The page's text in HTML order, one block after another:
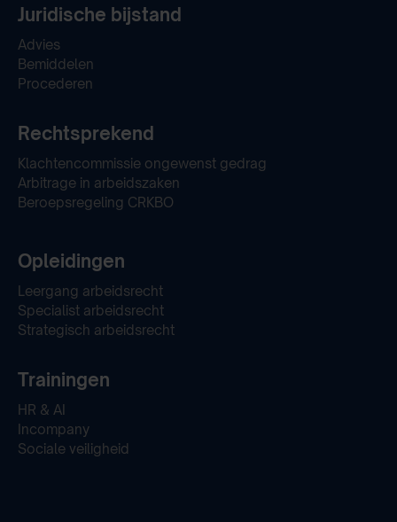
Juridische bijstand
Advies
Bemiddelen
Procederen
Rechtsprekend
Klachtencommissie ongewenst gedrag
Arbitrage in arbeidszaken
Beroepsregeling CRKBO
Opleidingen
Leergang arbeidsrecht
Specialist arbeidsrecht
Strategisch arbeidsrecht
Trainingen
HR & AI
Incompany
Sociale veiligheid